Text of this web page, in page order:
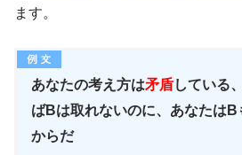
ます。
あなたの考え方は矛盾している
ばBは取れないのに、あなたはB
からだ